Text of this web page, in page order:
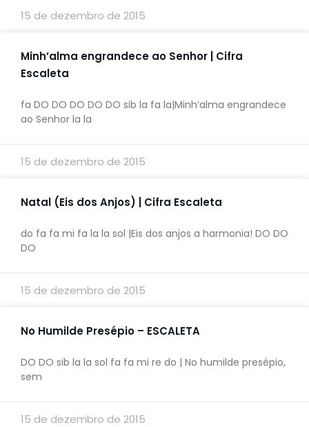
15 de dezembro de 2015
Minh’alma engrandece ao Senhor | Cifra
Escaleta
fa DO DO DO DO DO sib la fa la|Minh’alma engrandece
ao Senhor la la
15 de dezembro de 2015
Natal (Eis dos Anjos) | Cifra Escaleta
do fa fa mi fa la la sol |Eis dos anjos a harmonia! DO DO
DO
15 de dezembro de 2015
No Humilde Presépio – ESCALETA
DO DO sib la la sol fa fa mi re do | No humilde presépio,
sem
15 de dezembro de 2015